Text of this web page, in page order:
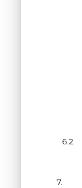
6.2.
7.